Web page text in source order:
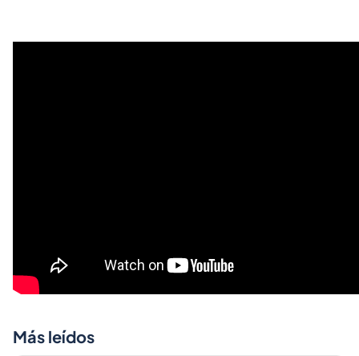
Más leídos